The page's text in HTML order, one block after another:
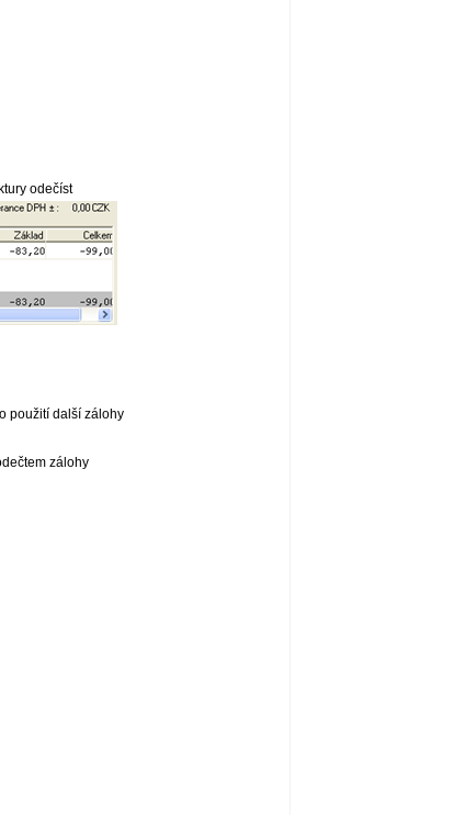
odečíst
použití další zálohy
zálohy